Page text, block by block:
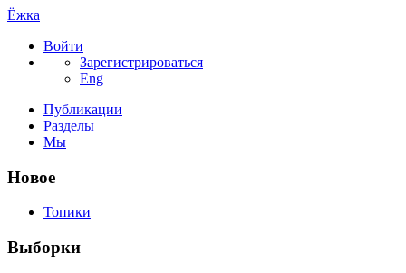
Ёжка
Войти
Зарегистрироваться
Eng
Публикации
Разделы
Мы
Новое
Топики
Выборки